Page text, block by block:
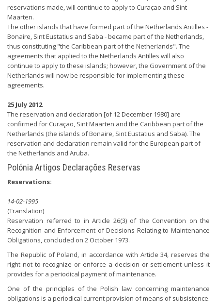
reservations made, will continue to apply to Curaçao and Sint
Maarten.
The other islands that have formed part of the Netherlands Antilles -
Bonaire, Sint Eustatius and Saba - became part of the Netherlands,
thus constituting "the Caribbean part of the Netherlands". The
agreements that applied to the Netherlands Antilles will also
continue to apply to these islands; however, the Government of the
Netherlands will now be responsible for implementing these
agreements.
25 July 2012
The reservation and declaration [of 12 December 1980] are
confirmed for Curaçao, Sint Maarten and the Caribbean part of the
Netherlands (the islands of Bonaire, Sint Eustatius and Saba). The
reservation and declaration remain valid for the European part of
the Netherlands and Aruba.
Polónia Artigos Declarações Reservas
Reservations:
14-02-1995
(Translation)
Reservation referred to in Article 26(3) of the Convention on the
Recognition and Enforcement of Decisions Relating to Maintenance
Obligations, concluded on 2 October 1973.
The Republic of Poland, in accordance with Article 34, reserves the
right not to recognize or enforce a decision or settlement unless it
provides for a periodical payment of maintenance.
One of the principles of the Polish law concerning maintenance
obligations is a periodical current provision of means of subsistence.